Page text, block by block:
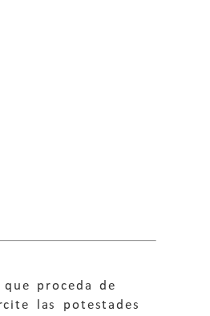
proceda de
las potestades